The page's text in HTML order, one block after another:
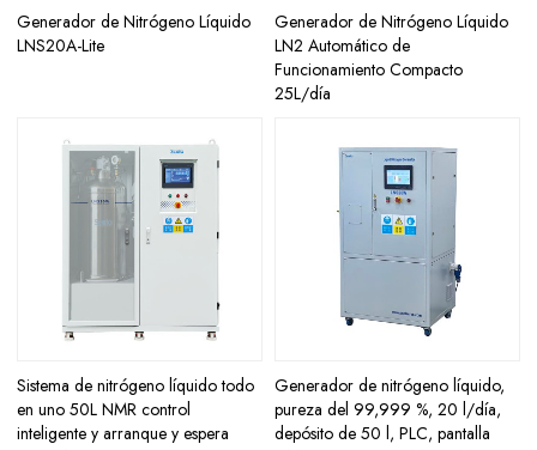
Generador de Nitrógeno Líquido
LNS20A-Lite
Generador de Nitrógeno Líquido
LN2 Automático de
Funcionamiento Compacto
25L/día
Sistema de nitrógeno líquido todo
en uno 50L NMR control
inteligente y arranque y espera
Generador de nitrógeno líquido,
pureza del 99,999 %, 20 l/día,
depósito de 50 l, PLC, pantalla